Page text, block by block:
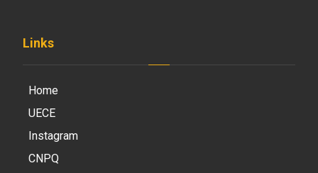
Links
Home
UECE
Instagram
CNPQ